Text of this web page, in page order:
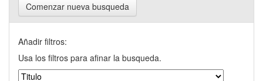
Comenzar nueva busqueda
Añadir filtros:
Usa los filtros para afinar la busqueda.